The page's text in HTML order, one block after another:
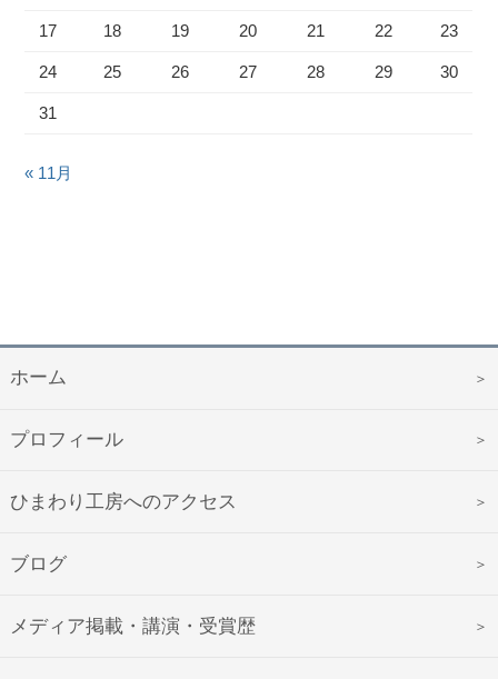
17 18 19 20 21 22 23
24 25 26 27 28 29 30
31
« 11月
ホーム
プロフィール
ひまわり工房へのアクセス
ブログ
メディア掲載・講演・受賞歴